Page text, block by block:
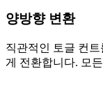
양방향 변환
직관적인 토글 컨
게 전환합니다. 모